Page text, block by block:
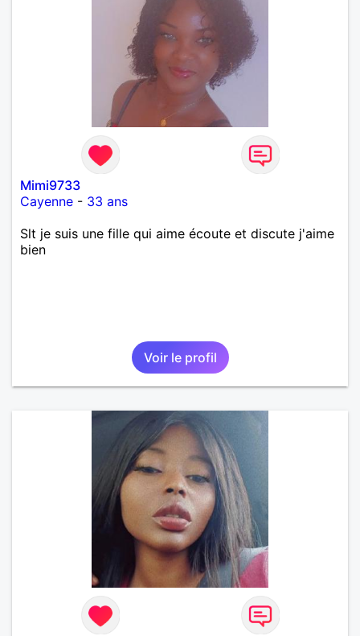
Mimi9733
Cayenne - 33 ans
Slt je suis une fille qui aime écoute et discute j'aime
bien
Voir le profil